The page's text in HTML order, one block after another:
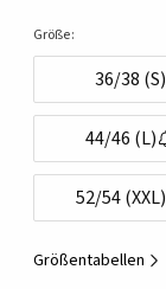
Größe:
36/38 (S)
44/46 (L)
52/54 (XXL)
Größentabellen